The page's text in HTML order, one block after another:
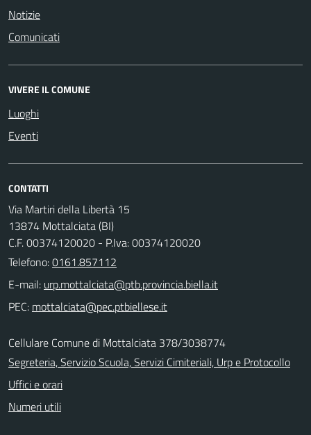
Notizie
Comunicati
VIVERE IL COMUNE
Luoghi
Eventi
CONTATTI
Via Martiri della Libertà 15
13874 Mottalciata (BI)
C.F. 00374120020 - P.Iva: 00374120020
Telefono:0161.857112
E-mail:
PEC:
Cellulare Comune di Mottalciata 378/3038774
Segreteria, Servizio Scuola, Servizi Cimiteriali, Urp e Protocollo
Uffici e orari
Numeri utili